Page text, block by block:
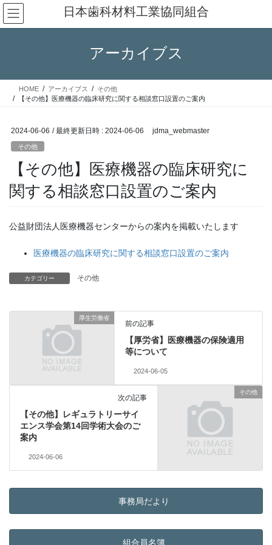
コ
ン
テ
ス
ナ
ビ
ゲ
ン
日本歯科材料工業協同組合
アーカイブス
HOME アーカイブス
その他
【その他】医療機器の臨床研究に関する相談窓口設置のご案内
2024-06-06 / 最終更新日時 : 2024-06-06 jdma_webmaster
その他
【その他】医療機器の臨床研究に
関する相談窓口設置のご案内
公益財団法人医療機器センターからの案内を掲載いたします
医療機器の臨床研究に関する相談窓口設置のご案内
カテゴリー その他
厚生労働省
前の記事
【厚労省】医療機器の保険適用
等について
2024-06-05
その他
次の記事
【その他】レギュラトリーサイ
エンス学会第14回学術大会のご
案内
2024-06-06
事務局だより
組合員名簿